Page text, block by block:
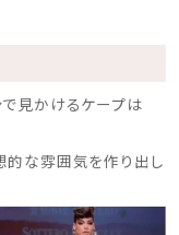
見かけるケープは
的な雰囲気を作り出し